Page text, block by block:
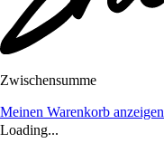
Zwischensumme
Meinen Warenkorb anzeigen
Loading...